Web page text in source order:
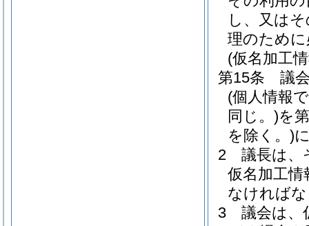
し、又は
理のため
(仮名加工
第15条
議
(個人情報
同じ。)を
を除く。)
2
議長は、
仮名加工
なければ
3
議会は、